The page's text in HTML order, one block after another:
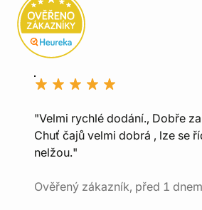
"Velmi rychlé dodání., Dobře
Chuť čajů velmi dobrá , lze se
nelžou."
Ověřený zákazník, před 1 dnem